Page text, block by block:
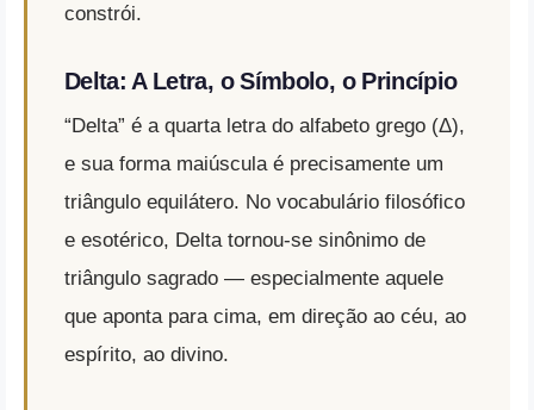
constrói.
Delta: A Letra, o Símbolo, o Princípio
“Delta” é a quarta letra do alfabeto grego (Δ),
e sua forma maiúscula é precisamente um
triângulo equilátero. No vocabulário filosófico
e esotérico, Delta tornou-se sinônimo de
triângulo sagrado — especialmente aquele
que aponta para cima, em direção ao céu, ao
espírito, ao divino.